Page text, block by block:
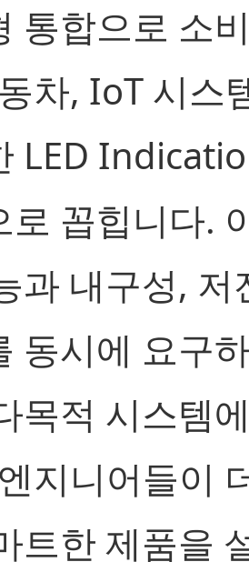
통합으로 소
차, IoT 시스
LED
로 꼽힙니다.
과 내구성, 저
동시에 요구
목적 시스템
지니어들이
트한 제품을